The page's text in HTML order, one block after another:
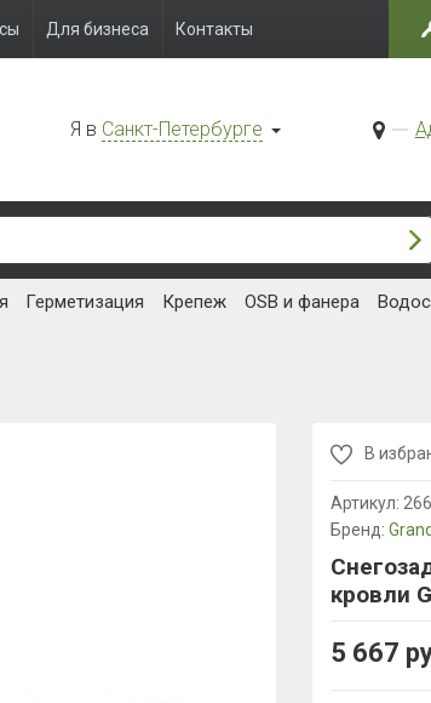
Для бизнеса Контакты
Я в Санкт-Петербурге
Герметизация Крепеж OSB и фанера
В
Артикул:
Бренд:
кровли
5 667